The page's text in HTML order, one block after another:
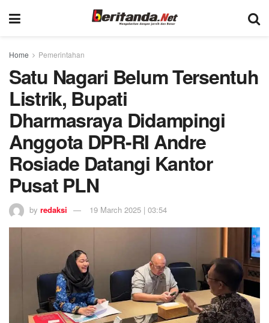
Home Pemerintahan
Satu Nagari Belum Tersentuh
Listrik, Bupati
Dharmasraya Didampingi
Anggota DPR-RI Andre
Rosiade Datangi Kantor
Pusat PLN
by redaksi 19 March 2025 | 03:54